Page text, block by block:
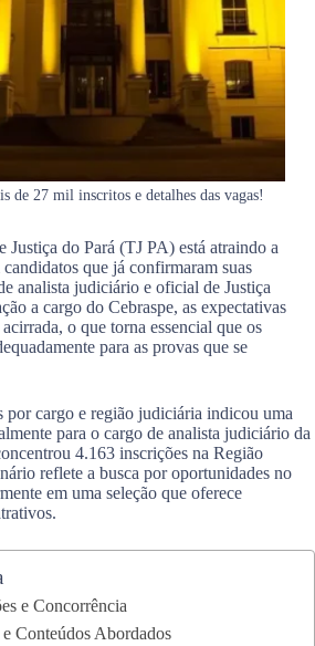
de 27 mil inscritos e detalhes das vagas!
do Pará (TJ PA) está atraindo a
que já confirmaram suas
analista judiciário e oficial de Justiça
a cargo do Cebraspe, as expectativas
o que torna essencial que os
para as provas que se
por cargo e região judiciária indicou uma
para o cargo de analista judiciário da
4.163 inscrições na Região
reflete a busca por oportunidades no
em uma seleção que oferece
e Concorrência
Conteúdos Abordados